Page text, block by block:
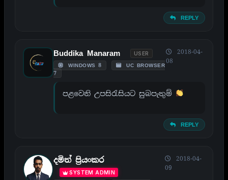
REPLY
Buddika Manaram USER
WINDOWS 8
UC BROWSER
7
2018-04-
08
පළවෙනි උපසිරැසියට සුබපැතුම්
REPLY
දමිත් ප්‍රියංකර
SYSTEM ADMIN
2018-04-
09